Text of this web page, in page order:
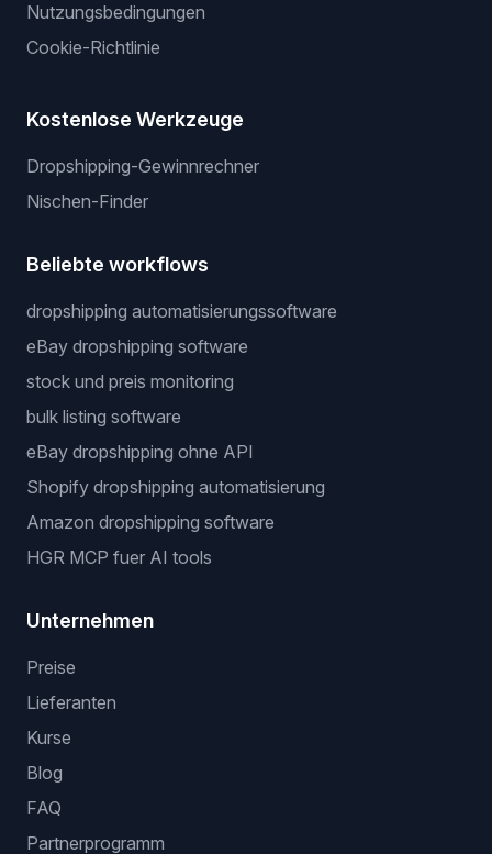
Nutzungsbedingungen
Cookie-Richtlinie
Kostenlose Werkzeuge
Dropshipping-Gewinnrechner
Nischen-Finder
Beliebte workflows
dropshipping automatisierungssoftware
eBay dropshipping software
stock und preis monitoring
bulk listing software
eBay dropshipping ohne API
Shopify dropshipping automatisierung
Amazon dropshipping software
HGR MCP fuer AI tools
Unternehmen
Preise
Lieferanten
Kurse
Blog
FAQ
Partnerprogramm